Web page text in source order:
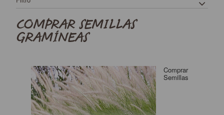
COMPRAR SEMILLAS
GRAMÍNEAS
Comprar
Semillas